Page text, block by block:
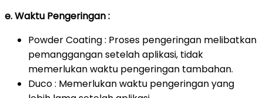
e. Waktu Pengeringan :
Powder Coating : Proses pengeringan melibatkan
pemanggangan setelah aplikasi, tidak
memerlukan waktu pengeringan tambahan.
Duco : Memerlukan waktu pengeringan yang